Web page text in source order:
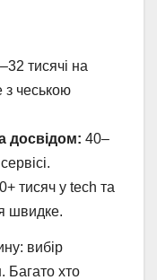
тисячі на
з чеською
досвідом: 40–
тисяч у tech та
швидке.
вибір
Багато хто